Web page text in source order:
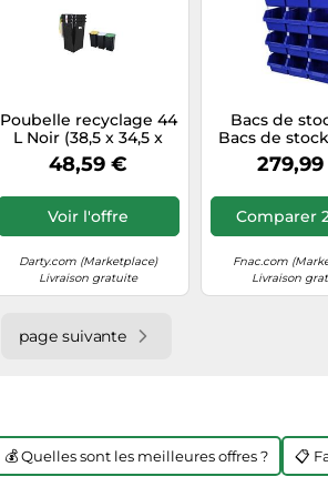
Poubelle recyclage 44
L Noir (38,5 x 34,5 x
54,5 cm) (3 Uds)
48,59 €
Voir l'offre
Darty.com (Marketplace)
Livraison gratuite
Bacs de
Bacs de
plastique
rangement
Comparer
Fnac.com
Livraison
page suivante
💰 Quelles sont les meilleures offres ? 📋